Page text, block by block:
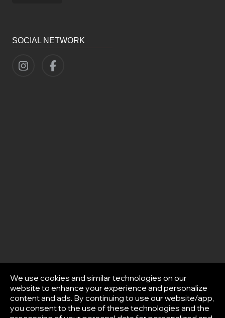
SOCIAL NETWORK
We use cookies and similar technologies on our
website to enhance your experience and personalize
content and ads. By continuing to use our website/app,
you consent to the use of these technologies and the